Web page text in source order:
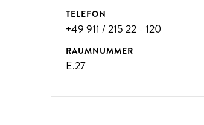
TELEFON
+49 911 / 215 22 - 120
RAUMNUMMER
E.27